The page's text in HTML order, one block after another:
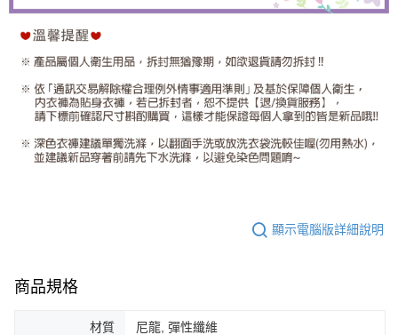
顯示電腦版詳細說明
商品規格
材質 尼龍, 彈性纖維